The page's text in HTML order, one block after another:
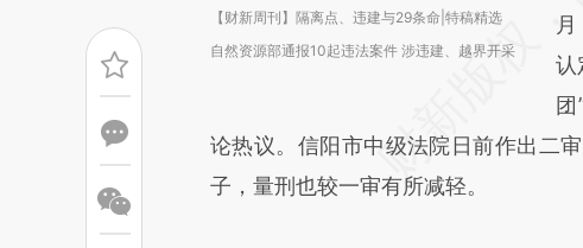
【财新周刊】隔离点、违建与29条命|特稿精选
自然资源部通报10起违法案件 涉违建、越界开采
财
认
论热议。信阳市中级法院日前作出二
子，量刑也较一审有所减轻。